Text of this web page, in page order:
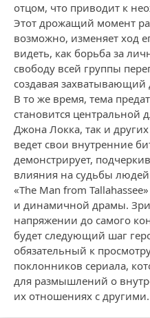
отцом, что приводит к
Этот дрожащий момент
возможно, изменяет ход
видеть, как борьба за
свободу всей группы
создавая захватывающий
В то же время, тема
становится центральной
Джона Локка, так и
ведет свои внутренние
демонстрирует,
влияния на судьбы
«The Man from
и динамичной драмы.
напряжении до самого
будет следующий шаг
обязательный к
поклонников сериала,
для размышлений о
их отношениях с другими.